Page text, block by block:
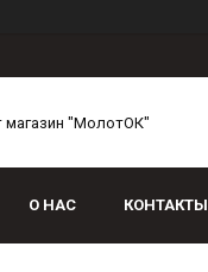
магазин "МолотОК"
О НАС КОНТАКТЫ